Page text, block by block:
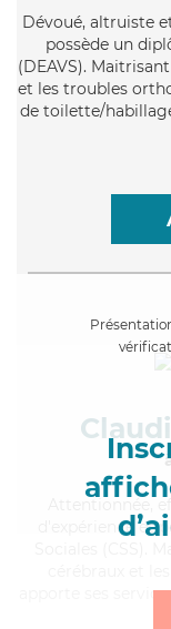
Dévoué, altruiste
possède un
(DEAVS).
et les troubles
de toilette/
,
d'expérience et
apporte ses